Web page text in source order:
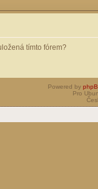
tímto fórem?
Powered by
Pro